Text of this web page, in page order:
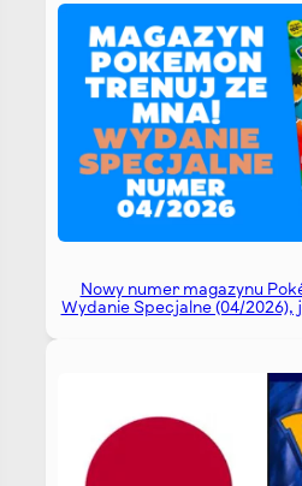
Nowy numer magazynu
Wydanie Specjalne (04/2026),